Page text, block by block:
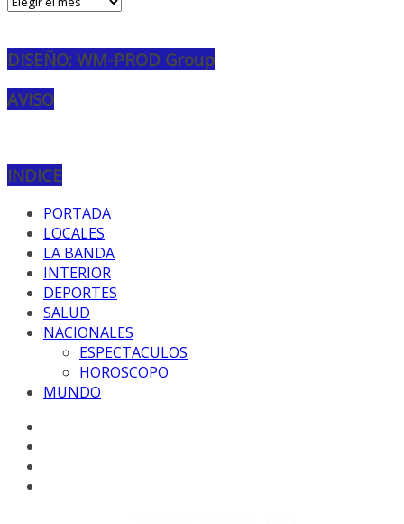
DISEÑO: WM-PROD Group
AVISO
INDICE
PORTADA
LOCALES
LA BANDA
INTERIOR
DEPORTES
SALUD
NACIONALES
ESPECTACULOS
HOROSCOPO
MUNDO